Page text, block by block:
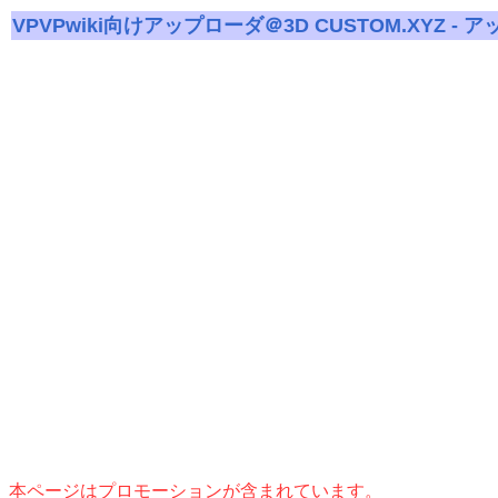
VPVPwiki向けアップローダ＠3D CUSTOM.XYZ - ア
本ページはプロモーションが含まれています。